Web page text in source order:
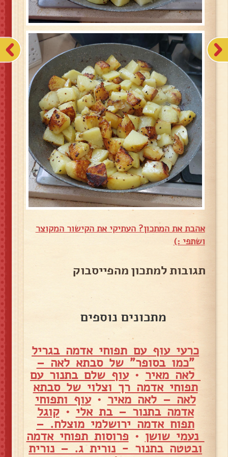
אהבת את המתכון? העתיקי את הקישור המקוצר
ושתפי :)
תגובות למתכון מהפייסבוק
מתכונים נוספים
כרעי עוף עם תפוחי אדמה בגריל
"כמו בסופר" של סבתא לאה –
לאה מאיר •עוף שלם בתנור עם
תפוחי אדמה רך וצלוי של סבתא
לאה – לאה מאיר •עוף ותפוחי
אדמה בתנור – בת אלי •קוגל
תפוח אדמה ירושלמי מוצלח. –
נעמי שושן • פרוסות תפוחי אדמה
ובטטה בתנור - נורית ג. – נורית